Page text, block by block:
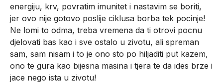
energiju, krv, povratim imunitet i nastavim se boriti,
jer ovo nije gotovo poslije ciklusa borba tek pocinje!
Ne lomi to odma, treba vremena da ti otrovi pocnu
djelovati bas kao i sve ostalo u zivotu, ali spreman
sam, sam nisam i to je ono sto po hiljaditi put kazem,
ono te gura kao bijesna masina i tjera te da ides brze i
jace nego ista u zivotu!